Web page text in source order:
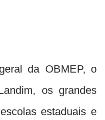
da OBMEP, o
os grandes
estaduais e